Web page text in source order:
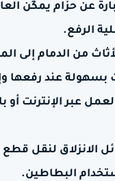
عن حزام يمكِّن
الرفع.
من الدمام إلى
بسهولة عند رفعها
عبر الإنترنت
الانزلاق لنقل قطع
البطاطين.